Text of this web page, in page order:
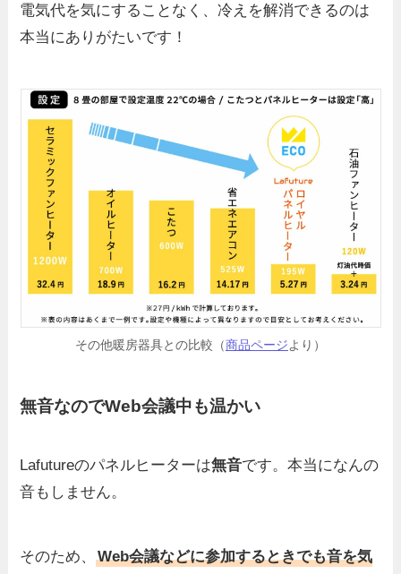
電気代を気にすることなく、冷えを解消できるのは
本当にありがたいです！
その他暖房器具との比較（商品ページ より）
無音なのでWeb会議中も温かい
Lafutureのパネルヒーターは無音です。本当になんの
音もしません。
そのため、Web会議などに参加するときでも音を気